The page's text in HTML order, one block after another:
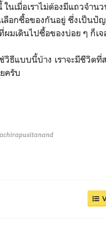
นเมื่อเราไม่ต้องมีแถวจำ
ลือกซื้อของกันอยู่ ซึ่งเป็นปั
ผมเดินไปซื้อของบ่อย ๆ ก็
วิธีแบบนี้บ้าง เราจะมีชีวิต
ครับ